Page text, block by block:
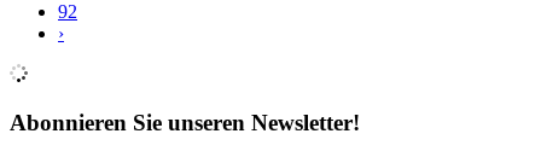
92
›
Abonnieren Sie unseren Newsletter!